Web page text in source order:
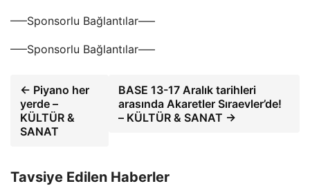
—–Sponsorlu Bağlantılar—–
—–Sponsorlu Bağlantılar—–
← Piyano her
yerde –
KÜLTÜR &
SANAT
BASE 13-17 Aralık tarihleri
arasında Akaretler Sıraevler’de!
– KÜLTÜR & SANAT →
Tavsiye Edilen Haberler